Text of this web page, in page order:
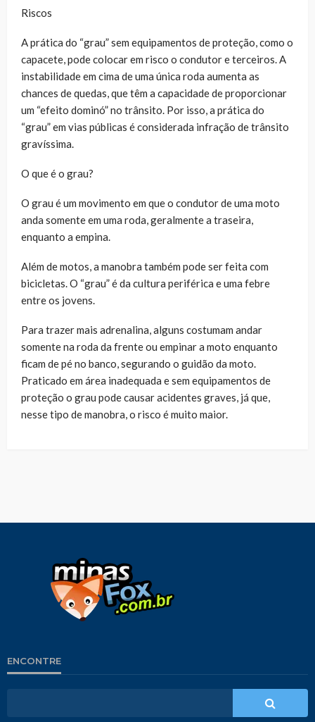
Riscos
A prática do “grau” sem equipamentos de proteção, como o
capacete, pode colocar em risco o condutor e terceiros. A
instabilidade em cima de uma única roda aumenta as
chances de quedas, que têm a capacidade de proporcionar
um “efeito dominó” no trânsito. Por isso, a prática do
“grau” em vias públicas é considerada infração de trânsito
gravíssima.
O que é o grau?
O grau é um movimento em que o condutor de uma moto
anda somente em uma roda, geralmente a traseira,
enquanto a empina.
Além de motos, a manobra também pode ser feita com
bicicletas. O “grau” é da cultura periférica e uma febre
entre os jovens.
Para trazer mais adrenalina, alguns costumam andar
somente na roda da frente ou empinar a moto enquanto
ficam de pé no banco, segurando o guidão da moto.
Praticado em área inadequada e sem equipamentos de
proteção o grau pode causar acidentes graves, já que,
nesse tipo de manobra, o risco é muito maior.
ENCONTRE